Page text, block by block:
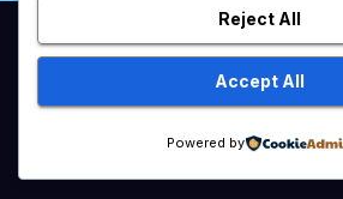
Proudly powered by WordPress|Theme:
HomeAnunciar / AssinaturasEstatuto
Política de privacidade
Reject All
Accept All
Powered by